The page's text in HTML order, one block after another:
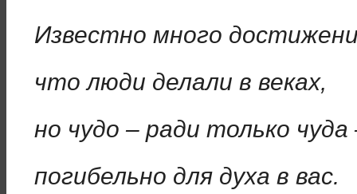
Известно много
что люди делали в веках,
но чудо – ради только чуда
погибельно для духа в вас.